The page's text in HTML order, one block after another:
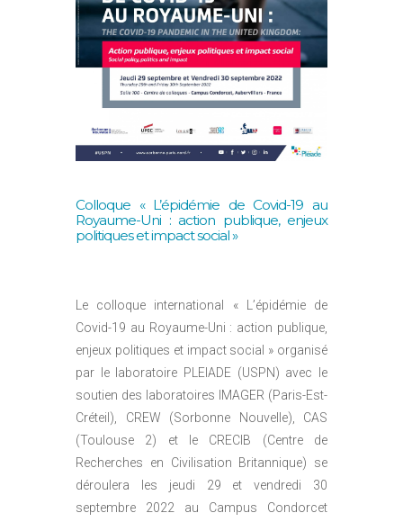
Colloque « L’épidémie de Covid-19 au
Royaume-Uni : action publique, enjeux
politiques et impact social »
Le colloque international « L’épidémie de
Covid-19 au Royaume-Uni : action publique,
enjeux politiques et impact social » organisé
par le laboratoire PLEIADE (USPN) avec le
soutien des laboratoires IMAGER (Paris-Est-
Créteil), CREW (Sorbonne Nouvelle), CAS
(Toulouse 2) et le CRECIB (Centre de
Recherches en Civilisation Britannique) se
déroulera les jeudi 29 et vendredi 30
septembre 2022 au Campus Condorcet